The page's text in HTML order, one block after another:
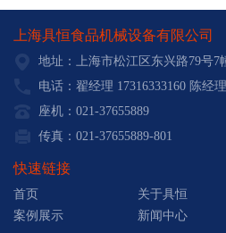
上海具恒食品机械设备有限公司
地址：上海市松江区东兴路79号7
电话：翟经理 17316333160 陈经
座机：021-37655889
传真：021-37655889-801
快速链接
首页 关于具恒
案例展示
新闻中心